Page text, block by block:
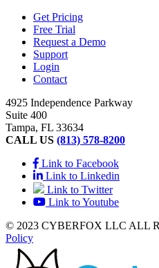
Get Pricing
Free Trial
Request a Demo
Support
Login
Contact
4925 Independence Parkway
Suite 400
Tampa, FL 33634
CALL US (813) 578-8200
Link to Facebook
Link to Linkedin
Link to Twitter
Link to Youtube
© 2023 CYBERFOX LLC ALL
Policy